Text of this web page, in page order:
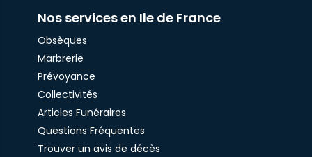
Nos services en Ile de France
Obsèques
Marbrerie
Prévoyance
Collectivités
Articles Funéraires
Questions Fréquentes
Trouver un avis de décès